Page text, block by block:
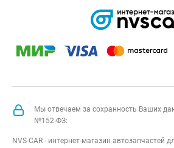
Мы отвечаем за сохранность Ваших
№152-ФЗ:
NVS-CAR - интернет-магазин автозапчастей